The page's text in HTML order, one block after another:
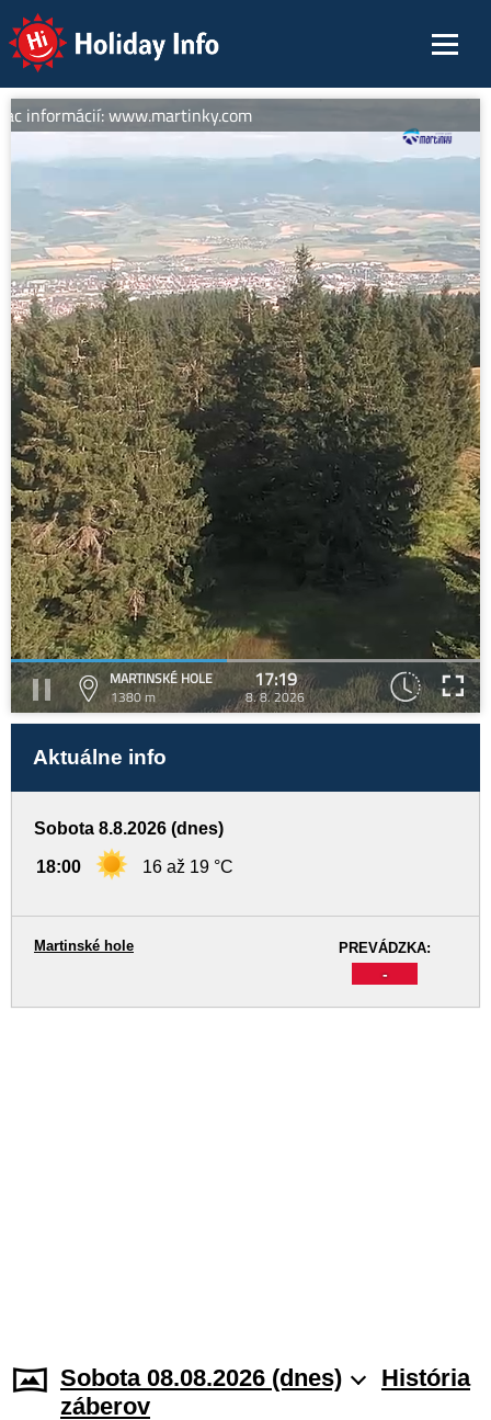
Holiday Info
informácií: www.martinky.com
MARTINSKÉ HOLE
1380 m
17:19
8. 8. 2026
Aktuálne info
Sobota 8.8.2026 (dnes)
18:00 16 až 19 °C
PREVÁDZKA:
-
Martinské hole
Sobota 08.08.2026 (dnes)
História
záberov